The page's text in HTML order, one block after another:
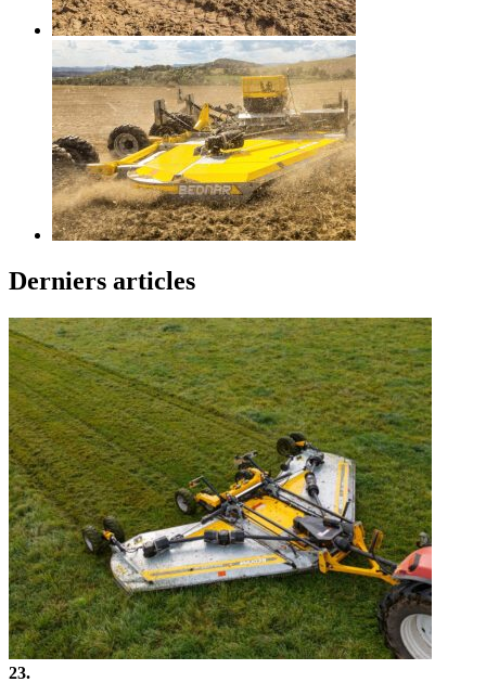
Derniers articles
23.